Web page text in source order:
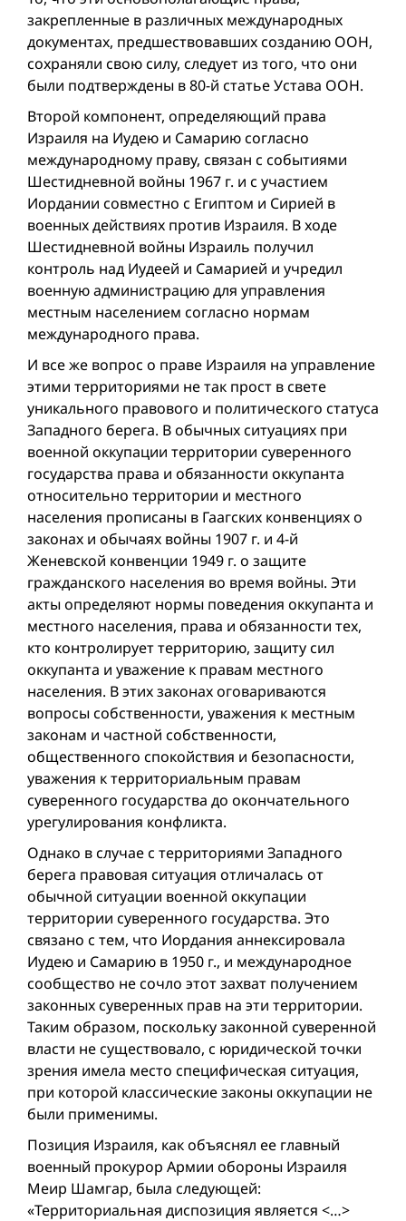
закрепленные в различных международных
документах, предшествовавших созданию ООН,
сохраняли свою силу, следует из того, что они
были подтверждены в 80-й статье Устава ООН.
Второй компонент, определяющий права
Израиля на Иудею и Самарию согласно
международному праву, связан с событиями
Шестидневной вой­ны 1967 г. и с участием
Иордании совместно с Египтом и Сирией в
военных действиях против Израиля. В ходе
Шестидневной вой­ны Израиль получил
контроль над Иудеей и Самарией и учредил
военную администрацию для управления
местным населением согласно нормам
международного права.
И все же вопрос о праве Израиля на управление
этими территориями не так прост в свете
уникального правового и политического статуса
Западного берега. В обычных ситуациях при
военной оккупации территории суверенного
государства права и обязанности оккупанта
относительно территории и местного
населения прописаны в Гаагских конвенциях о
законах и обычаях вой­ны 1907 г. и 4-й
Женевской конвенции 1949 г. о защите
гражданского населения во время вой­ны. Эти
акты определяют нормы поведения оккупанта и
местного населения, права и обязанности тех,
кто контролирует территорию, защиту сил
оккупанта и уважение к правам местного
населения. В этих законах оговариваются
вопросы собственности, уважения к местным
законам и частной собственности,
общественного спокойствия и безопасности,
уважения к территориальным правам
суверенного государства до окончательного
урегулирования конфликта.
Однако в случае с территориями Западного
берега правовая ситуация отличалась от
обычной ситуации военной оккупации
территории суверенного государства. Это
связано с тем, что Иордания аннексировала
Иудею и Самарию в 1950 г., и международное
сообщество не сочло этот захват получением
законных суверенных прав на эти территории.
Таким образом, поскольку законной суверенной
власти не существовало, с юридической точки
зрения имела место специфическая ситуация,
при которой классические законы оккупации не
были применимы.
Позиция Израиля, как объяснял ее главный
военный прокурор Армии обороны Израиля
Меир Шамгар, была следующей:
«Территориальная диспозиция является <…>